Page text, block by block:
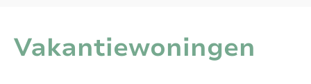
Vakantiewoningen